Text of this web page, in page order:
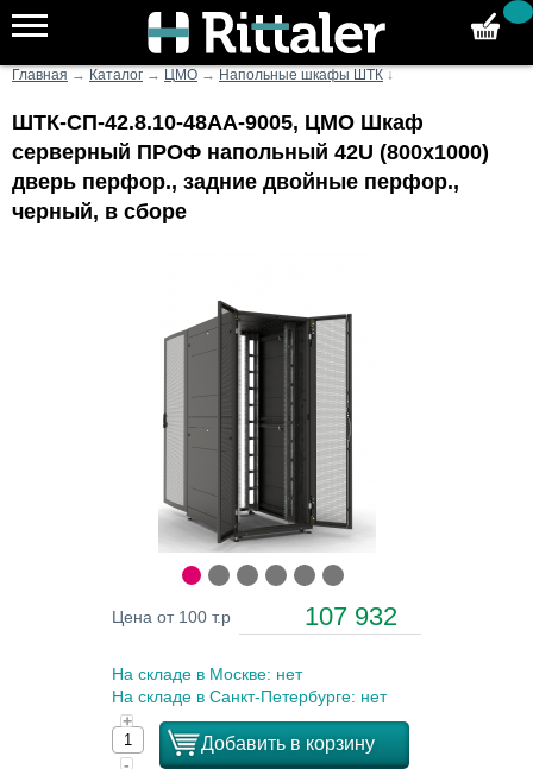
Главная → Каталог → ЦМО → Напольные шкафы ШТК ↓
ШТК-СП-42.8.10-48АА-9005, ЦМО Шкаф
серверный ПРОФ напольный 42U (800x1000)
дверь перфор., задние двойные перфор.,
черный, в сборе
Цена от 100 т.р 107 932
На складе в Москве: нет
На складе в Санкт-Петербурге: нет
+
-
Добавить в корзину